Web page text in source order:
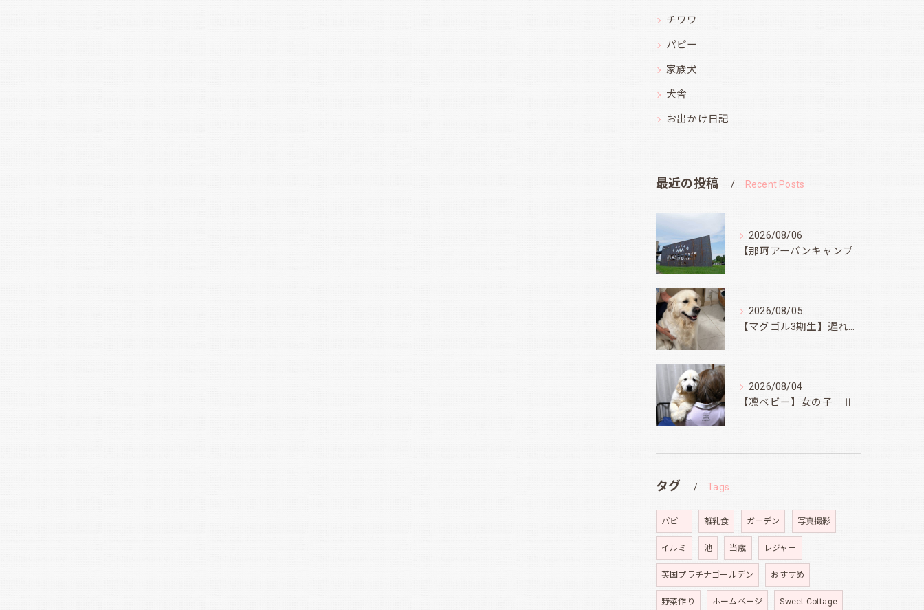
チワワ
パピー
家族犬
犬舎
お出かけ日記
最近の投稿 Recent Posts
2026/08/06
【那珂アーバンキャンプフィールド】
2026/08/05
【マグゴル3期生】遅ればせながら
2026/08/04
【凛ベビー】女の子 Ⅱ
タグ Tags
パピ－ 離乳食 ガーデン 写真撮影
イルミ 池 当歳 レジャー
英国プラチナゴールデン おすすめ
野菜作り ホームページ Sweet Cottage